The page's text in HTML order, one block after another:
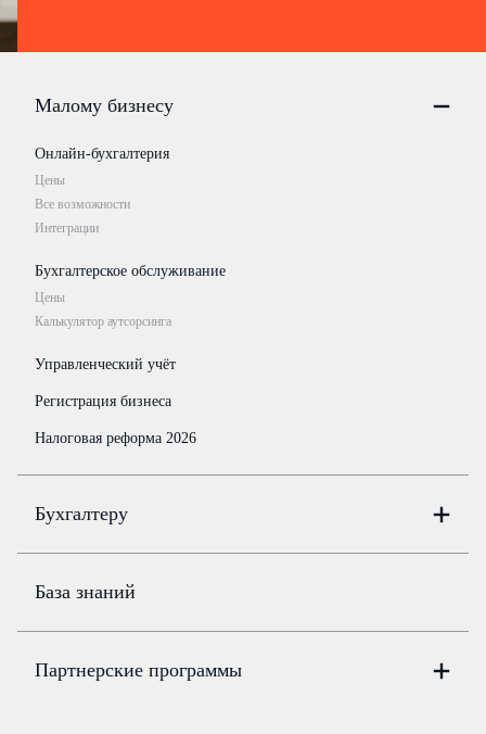
Малому бизнесу
Онлайн-бухгалтерия
Цены
Все возможности
Интеграции
Бухгалтерское обслуживание
Цены
Калькулятор аутсорсинга
Управленческий учёт
Регистрация бизнеса
Налоговая реформа 2026
Бухгалтеру
Цены
Бюро
Консультации по учёту и налогам
База знаний
Партнерские программы